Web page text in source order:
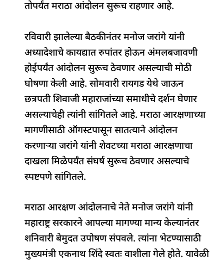
तोपर्यंत मराठा आंदोलन सुरूच राहणार आहे.
रविवारी झालेल्या बैठकीनंतर मनोज जरांगे यांनी
अध्यादेशाचे कायद्यात रुपांतर होऊन अंमलबजावणी
होईपर्यंत आंदोलन सुरूच ठेवणार असल्याची मोठी
घोषणा केली आहे. सोमवारी रायगड येथे जाऊन
छत्रपती शिवाजी महाराजांच्या समाधीचे दर्शन घेणार
असल्याचेही त्यांनी सांगितले आहे. मराठा आरक्षणाच्या
मागणीसाठी ऑगस्टपासून सातत्याने आंदोलन
करणाऱ्या जरांगे यांनी शेवटच्या मराठा आरक्षणाचा
दाखला मिळेपर्यंत संघर्ष सुरूच ठेवणार असल्याचे
स्पष्टपणे सांगितले.
मराठा आरक्षण आंदोलनाचे नेते मनोज जरांगे यांनी
महाराष्ट्र सरकारने आपल्या मागण्या मान्य केल्यानंतर
शनिवारी बेमुदत उपोषण संपवले. त्यांना भेटण्यासाठी
मुख्यमंत्री एकनाथ शिंदे स्वतः वाशीला गेले होते. यावेळी